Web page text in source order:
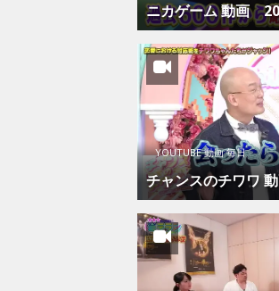
ニカゲーム 動画
YOUTUBE 動画 毎日
チャンスのチワワ